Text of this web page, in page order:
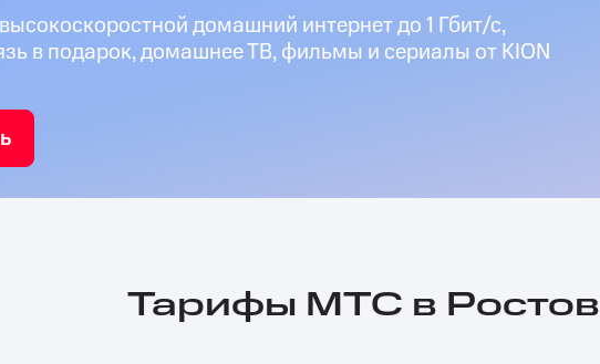
домашний интернет до 1 Гбит/с,
в подарок, домашнее ТВ, фильмы и сериалы от KION
Тарифы МТС в